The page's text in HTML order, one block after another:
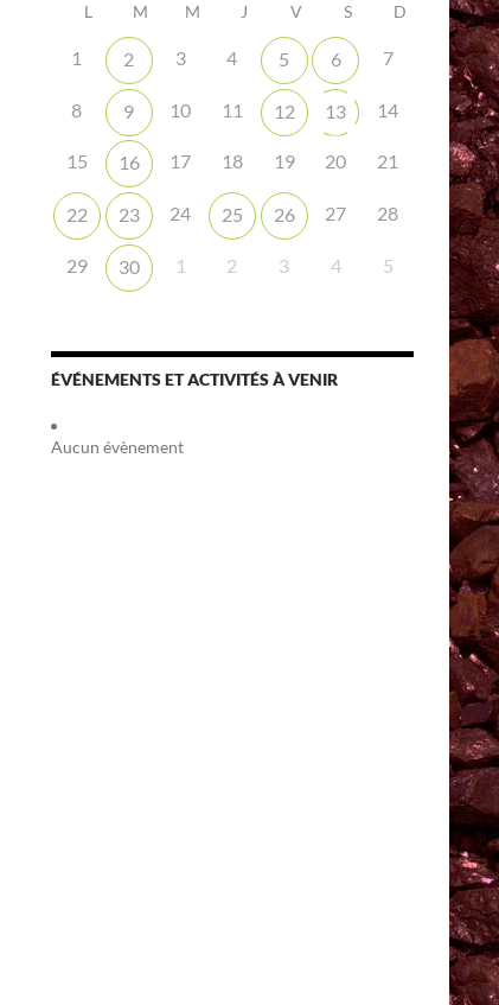
iCalendar Office 365
L M M J V S D
1 2 3 4 5 6 7
8 9 10 11 12 13 14
15 16 17 18 19 20 21
22 23 24 25 26 27 28
29 30 1 2 3 4 5
ÉVÉNEMENTS ET ACTIVITÉS À VENIR
Aucun évènement